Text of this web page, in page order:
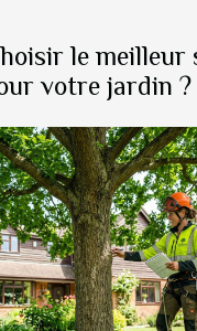
le meilleur
votre jardin ?